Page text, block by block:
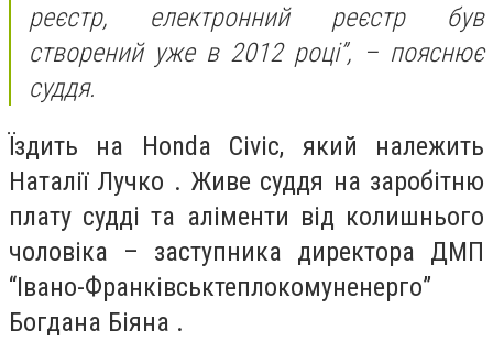
реєстр, електронний реєстр був
створений уже в 2012 році”, – пояснює
суддя.
Їздить на Honda Civic, який належить
Наталії Лучко . Живе суддя на заробітню
плату судді та аліменти від колишнього
чоловіка – заступника директора ДМП
“Івано-Франківськтеплокомуненерго”
Богдана Біяна .